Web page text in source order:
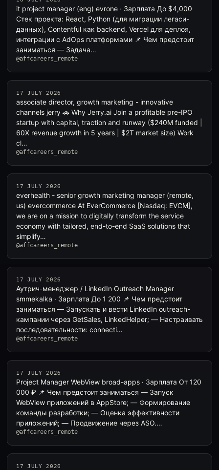
it project manager (eng) evrone · Зарплата До $4,000
Стек проекта: React, Python (для миграции легаси-
данных), Contentful как backend, Vercel для деплоя,
интеграции с AdOps платформами 📌 Чем предстоит
заниматься — Задача…
@affcareers_remote
17 JULY 2026
associate director, growth marketing - innovative
channels jerry 🚗 Why Jerry.ai Join a profitable pre-IPO
startup with capital, traction and runway ($240M funded |
60X revenue growth in 5 years | $2T market size) Work
cl…
@affcareers_remote
17 JULY 2026
everhealth - senior growth marketing manager (remote,
us) evercommerce At EverCommerce [Nasdaq: EVCM],
we are on a mission to digitally transform the service
economy with tailored, end-to-end SaaS solutions that
simplify…
@affcareers_remote
17 JULY 2026
Аутрич-менеджер / LinkedIn Outreach Manager
smmekalka · Зарплата До 1 200 📌 Чем предстоит
заниматься — Запускать и вести LinkedIn outreach-
кампании через GetSales, LinkedHelper; — Настраивать
последовательности: connecti…
@affcareers_remote
17 JULY 2026
Project Manager WebView broad-apps · Зарплата От 120
000 ₽ 📌 Чем предстоит заниматься — Запуск
WebView приложений в AppStore; — Формирование
команды разработки; — Оценка эффективности
приложений; — Продвижение через ASO.…
@affcareers_remote
17 JULY 2026